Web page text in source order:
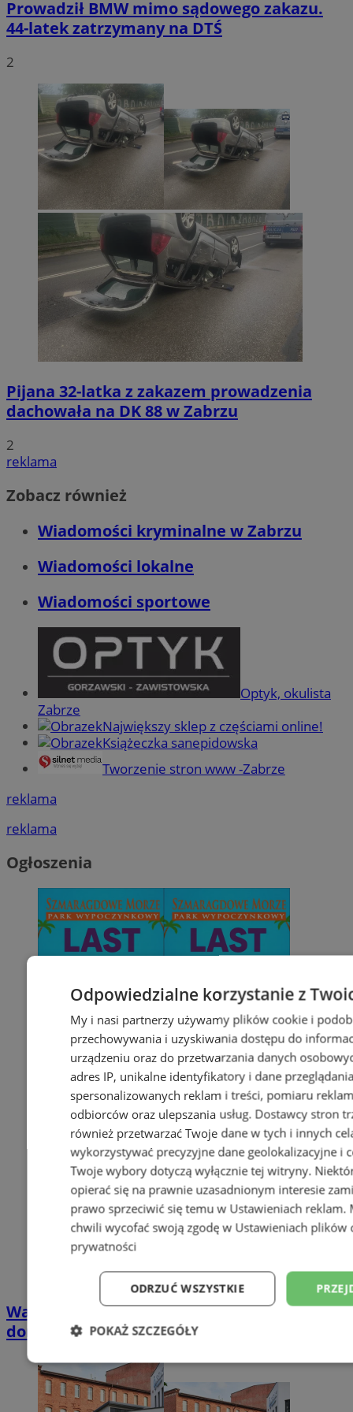
Prowadził BMW mimo sądowego zakazu.
44-latek zatrzymany na DTŚ
2
Pijana 32-latka z zakazem prowadzenia
dachowała na DK 88 w Zabrzu
2
reklama
Zobacz również
Wiadomości kryminalne w Zabrzu
Wiadomości lokalne
Wiadomości sportowe
Optyk, okulista
Zabrze
Największy sklep z częściami online!
Książeczka sanepidowska
Tworzenie stron www -Zabrze
reklama
reklama
Ogłoszenia
Wakacyjny wypoczynek nad Bałtykiem w
domkach Szmaragdowe Morze
Odpowiedzialne korzystanie z
My i nasi partnerzy używamy plików cookie i
przechowywania i uzyskiwania dostępu do
urządzeniu oraz do przetwarzania danych
adres IP, unikalne identyfikatory i dane
spersonalizowanych reklam i treści, pomiaru
odbiorców oraz ulepszania usług. Dostawcy stron
również przetwarzać Twoje dane w tych i innych
wykorzystywać precyzyjne dane geolokalizacyjne i
Twoje wybory dotyczą wyłącznie tej witryny.
opierać się na prawnie uzasadnionym interesie
prawo sprzeciwić się temu w Ustawieniach reklam.
chwili wycofać swoją zgodę w Ustawieniach plików
prywatności
ODRZUĆ WSZYSTKIE
POKAŻ SZCZEGÓŁY
Niezbędne Wydajność